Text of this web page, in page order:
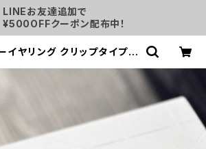
LINEお友達追加で
¥500OFFクーポン配布中！
イヤリング クリップタイプ |